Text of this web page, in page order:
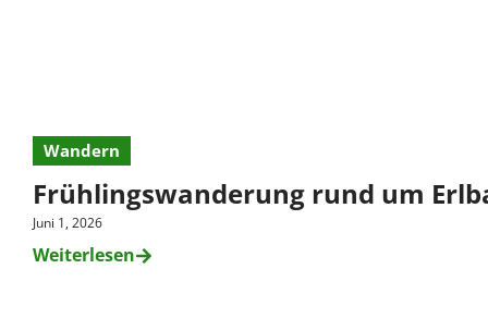
Wandern
Frühlingswanderung rund um
Juni 1, 2026
Weiterlesen